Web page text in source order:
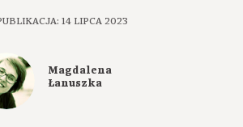
14 LIPCA 2023
Magdalena
Łanuszka